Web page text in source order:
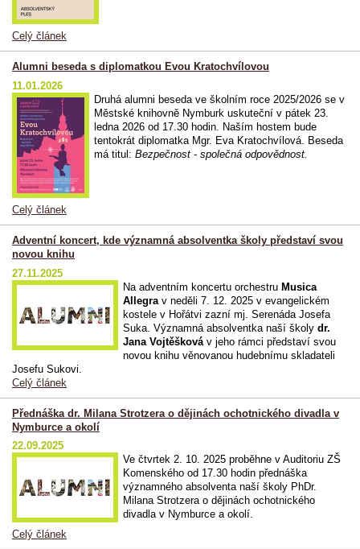
Celý článek
Alumni beseda s diplomatkou Evou Kratochvílovou
11.01.2026
Druhá alumni beseda ve školním roce 2025/2026 se v
Městské knihovně Nymburk uskuteční v pátek 23.
ledna 2026 od 17.30 hodin. Naším hostem bude
tentokrát diplomatka Mgr. Eva Kratochvílová. Beseda
má titul:Bezpečnost - společná odpovědnost.
Celý článek
Adventní koncert, kde významná absolventka školy představí svou
novou knihu
27.11.2025
Na adventním koncertu orchestruMusica
Allegra v neděli 7. 12. 2025 v evangelickém
kostele v Hořátvi zazní mj. Serenáda Josefa
Suka. Významná absolventka naší školydr.
Jana Vojtěšková v jeho rámci představí svou
novou knihu věnovanou hudebnímu skladateli
Josefu Sukovi.
Celý článek
Přednáška dr. Milana Strotzera o dějinách ochotnického divadla v
Nymburce a okolí
22.09.2025
Ve čtvrtek 2. 10. 2025 proběhne v Auditoriu ZŠ
Komenského od 17.30 hodin přednáška
významného absolventa naší školy PhDr.
Milana Strotzera o dějinách ochotnického
divadla v Nymburce a okolí.
Celý článek